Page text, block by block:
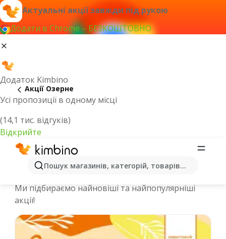
Актуальні акції завжди під рукою
Додати в Chrome – БЕЗКОШТОВНО
Додаток Kimbino
Усі пропозиції в одному місці
(14,1 тис. відгуків)
Відкрийте
Пошук магазинів, категорій, товарів...
Акції Озерне
Спеціальні пропозиції та каталоги
Ми підбираємо найновіші та найпопулярніші
акції!